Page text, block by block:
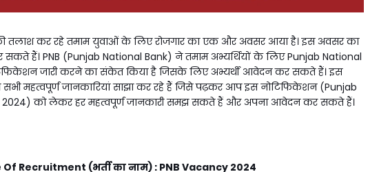
तलाश कर रहे तमाम युवाओं के लिए रोजगार का एक और अवसर आया है। इस अवसर का
सकते हैं। PNB (Punjab National Bank) ने तमाम अभ्यर्थियों के लिए Punjab National
जारी करने का संकेत किया है जिसके लिए अभ्यर्थी आवेदन कर सकते हैं। इस
महत्वपूर्ण जानकारियां साझा कर रहे हैं जिसे पढ़कर आप इस नोटिफिकेशन (Punjab
2024) को लेकर हर महत्वपूर्ण जानकारी समझ सकते हैं और अपना आवेदन कर सकते हैं।
Of Recruitment (भर्ती का नाम) : PNB Vacancy 2024